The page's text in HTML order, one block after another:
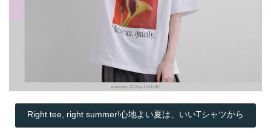
Right tee, right summer!心地よい夏は、いいTシャツから